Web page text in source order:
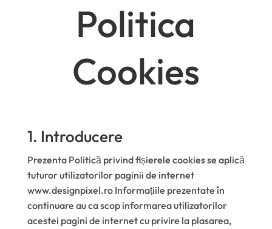
Politica
Cookies
1. Introducere
Prezenta Politică privind fișierele cookies se aplică
tuturor utilizatorilor paginii de internet
www.designpixel.ro Informațiile prezentate în
continuare au ca scop informarea utilizatorilor
acestei pagini de internet cu privire la plasarea,